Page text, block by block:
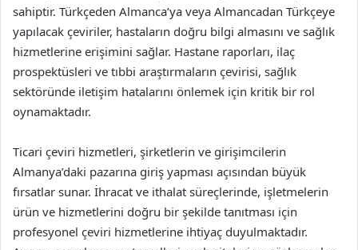
sahiptir. Türkçeden Almanca’ya veya Almancadan Türkçeye
yapılacak çeviriler, hastaların doğru bilgi almasını ve sağlık
hizmetlerine erişimini sağlar. Hastane raporları, ilaç
prospektüsleri ve tıbbi araştırmaların çevirisi, sağlık
sektöründe iletişim hatalarını önlemek için kritik bir rol
oynamaktadır.
Ticari çeviri hizmetleri, şirketlerin ve girişimcilerin
Almanya’daki pazarına giriş yapması açısından büyük
fırsatlar sunar. İhracat ve ithalat süreçlerinde, işletmelerin
ürün ve hizmetlerini doğru bir şekilde tanıtması için
profesyonel çeviri hizmetlerine ihtiyaç duyulmaktadır.